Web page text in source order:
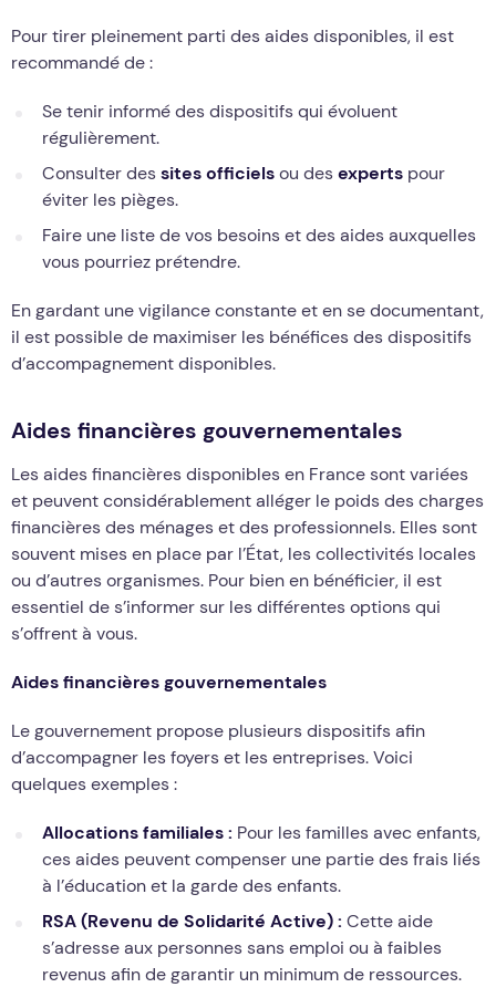
Pour tirer pleinement parti des aides disponibles, il est
recommandé de :
Se tenir informé des dispositifs qui évoluent
régulièrement.
Consulter dessites officielsou desexperts pour
éviter les pièges.
Faire une liste de vos besoins et des aides auxquelles
vous pourriez prétendre.
En gardant une vigilance constante et en se documentant,
il est possible de maximiser les bénéfices des dispositifs
d’accompagnement disponibles.
Aides financières gouvernementales
Les aides financières disponibles en France sont variées
et peuvent considérablement alléger le poids des charges
financières des ménages et des professionnels. Elles sont
souvent mises en place par l’État, les collectivités locales
ou d’autres organismes. Pour bien en bénéficier, il est
essentiel de s’informer sur les différentes options qui
s’offrent à vous.
Aides financières gouvernementales
Le gouvernement propose plusieurs dispositifs afin
d’accompagner les foyers et les entreprises. Voici
quelques exemples :
Allocations familiales : Pour les familles avec enfants,
ces aides peuvent compenser une partie des frais liés
à l’éducation et la garde des enfants.
RSA (Revenu de Solidarité Active) : Cette aide
s’adresse aux personnes sans emploi ou à faibles
revenus afin de garantir un minimum de ressources.